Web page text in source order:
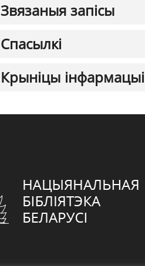
Звязаныя запісы
Спасылкі
Крыніцы інфармацыі